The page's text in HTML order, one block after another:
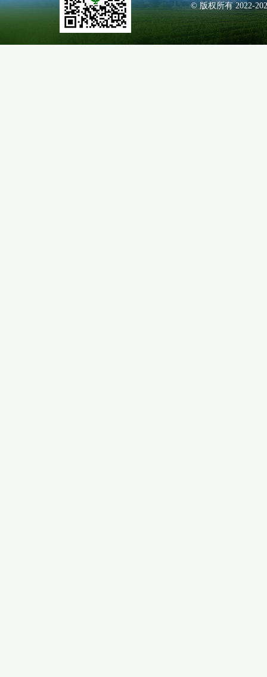
© 版权所有 2022-